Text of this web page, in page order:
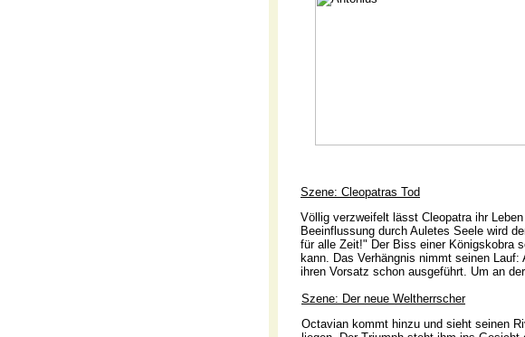
Szene: Cleopatras Tod
Völlig verzweifelt lässt Cleopatra ihr
Beeinflussung durch Auletes Seele wird
für alle Zeit!" Der Biss einer Königskobra
kann. Das Verhängnis nimmt seinen
ihren Vorsatz schon ausgeführt. Um an
Szene: Der neue Weltherrscher
Octavian kommt hinzu und sieht seinen